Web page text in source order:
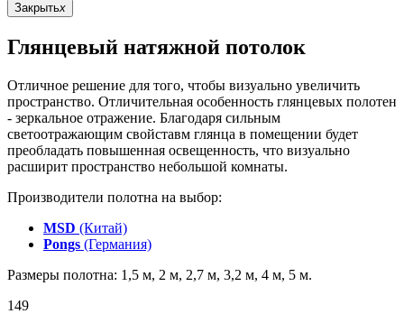
Закрытьx
Глянцевый натяжной потолок
Отличное решение для того, чтобы визуально увеличить
пространство. Отличительная особенность глянцевых полотен
- зеркальное отражение. Благодаря сильным
светоотражающим свойставм глянца в помещении будет
преобладать повышенная освещенность, что визуально
расширит пространство небольшой комнаты.
Производители полотна на выбор:
MSD (Китай)
Pongs (Германия)
Размеры полотна: 1,5 м, 2 м, 2,7 м, 3,2 м, 4 м, 5 м.
149